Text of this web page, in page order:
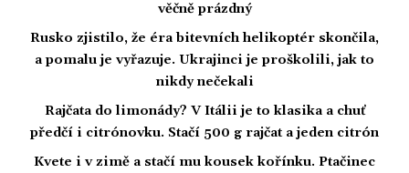
věčně prázdný
Rusko zjistilo, že éra bitevních helikoptér skončila,
a pomalu je vyřazuje. Ukrajinci je proškolili, jak to
nikdy nečekali
Rajčata do limonády? V Itálii je to klasika a chuť
předčí i citrónovku. Stačí 500 g rajčat a jeden citrón
Kvete i v zimě a stačí mu kousek kořínku. Ptačinec